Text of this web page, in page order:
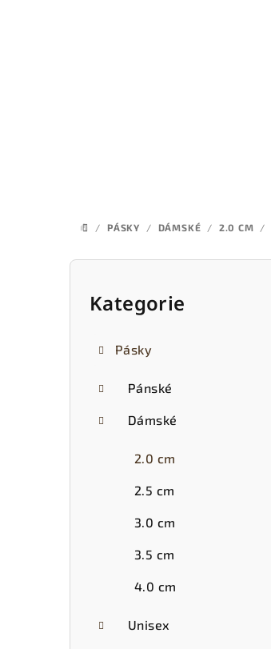
DOMŮ
/ PÁSKY / DÁMSKÉ / 2.0 CM /
P
Přeskočit
kategorie
Kategorie
Pásky
Pánské
Dámské
2.0 cm
2.5 cm
3.0 cm
3.5 cm
4.0 cm
Unisex